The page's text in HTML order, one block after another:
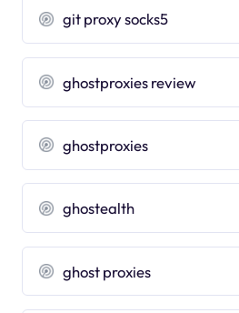
git proxy socks5
ghostproxies review
ghostproxies
ghostealth
ghost proxies